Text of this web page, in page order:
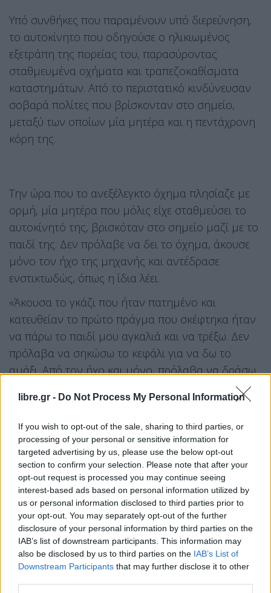
libre.gr - Do Not Process My Personal Information
If you wish to opt-out of the sale, sharing to third parties, or
processing of your personal or sensitive information for
targeted advertising by us, please use the below opt-out
section to confirm your selection. Please note that after your
opt-out request is processed you may continue seeing
interest-based ads based on personal information utilized by
us or personal information disclosed to third parties prior to
your opt-out. You may separately opt-out of the further
disclosure of your personal information by third parties on the
IAB’s list of downstream participants. This information may
also be disclosed by us to third parties on the IAB’s List of
Downstream Participants that may further disclose it to other
Υπό συνθήκες που παραμένουν υπό διερεύνηση,
το αυτοκίνητο που οδηγούσε ο ηλικιωμένος
εξετράπη της πορείας του, παρασύροντας
σταθμευμένα οχήματα και τραπεζοκαθίσματα
καταστημάτων. Από το περιστατικό κινδύνευσαν
σοβαρά πολίτες που βρίσκονταν στο σημείο,
μεταξύ των οποίων μία μητέρα και η πεντάχρονη
κόρη της.
Την ώρα που το ανεξέλεγκτο όχημα πλησίαζε με
ορμή, μία μητέρα που μόλις είχε σταθμεύσει το
αυτοκίνητό της, βρισκόταν στο σημείο μαζί με το
παιδί της. Δεν πρόλαβε να δει το όχημα, άκουσε
μόνο τον ήχο της μηχανής και αντέδρασε
ενστικτωδώς, όπως η ίδια λέει.
«Άκουσα το γκάζι που ήταν πατημένο και
κατευθείαν το πρώτο πράγμα που σκέφτηκα ήταν
να πάρω το παιδί μου αγκαλιά και να τρέξω. Δεν
πρόλαβα να σηκώσω το κεφάλι για να δω το
αμάξι. Από τον ήχο και μόνο, πρόλαβα να δράσω
και να σώσω το παιδί μου», δήλωσε η ίδια στο
protothema.gr
Η περιγραφή της συγκλονίζει καθώς μέσα σε λίγα
δευτερόλεπτα κλήθηκε να πάρει μια απόφαση
ζωής.
«Ο κάθε γονιός αυτό θα έκανε πιστεύω. Δεν
πρόλαβα να σκεφτώ , έπρεπε να δράσω γρήγορα.
Λειτούργησε το αίσθημα της επιβίωσης εκείνη την
ώρα» πρόσθεσε.
Βίντεο που ήρθε στο φως της δημοσιότητας